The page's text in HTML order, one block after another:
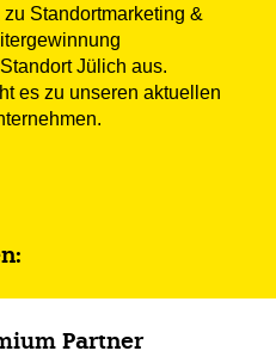
zu Standortmarketing &
Jülich aus.
es zu unseren aktuellen
.
Partner